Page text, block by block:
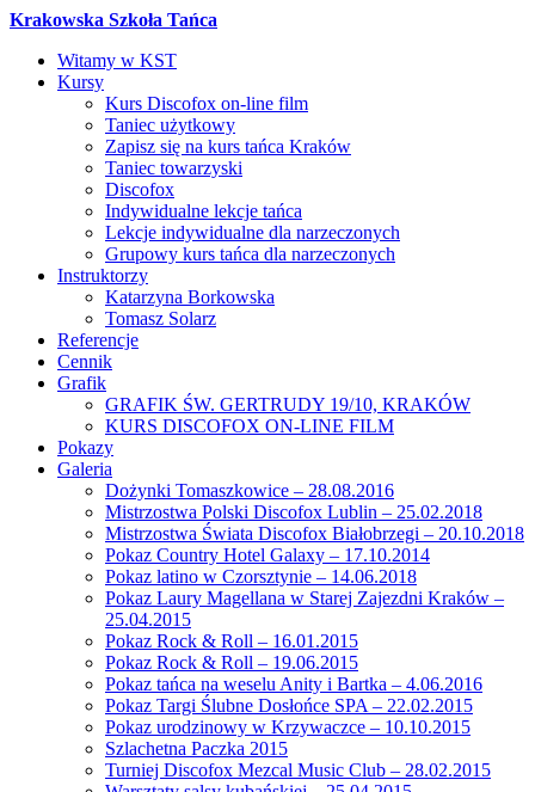
Krakowska Szkoła Tańca
Witamy w KST
Kursy
Kurs Discofox on-line film
Taniec użytkowy
Zapisz się na kurs tańca Kraków
Taniec towarzyski
Discofox
Indywidualne lekcje tańca
Lekcje indywidualne dla narzeczonych
Grupowy kurs tańca dla narzeczonych
Instruktorzy
Katarzyna Borkowska
Tomasz Solarz
Referencje
Cennik
Grafik
GRAFIK ŚW. GERTRUDY 19/10, KRAKÓW
KURS DISCOFOX ON-LINE FILM
Pokazy
Galeria
Dożynki Tomaszkowice – 28.08.2016
Mistrzostwa Polski Discofox Lublin – 25.02.2018
Mistrzostwa Świata Discofox Białobrzegi – 20.10.2018
Pokaz Country Hotel Galaxy – 17.10.2014
Pokaz latino w Czorsztynie – 14.06.2018
Pokaz Laury Magellana w Starej Zajezdni Kraków –
25.04.2015
Pokaz Rock & Roll – 16.01.2015
Pokaz Rock & Roll – 19.06.2015
Pokaz tańca na weselu Anity i Bartka – 4.06.2016
Pokaz Targi Ślubne Dosłońce SPA – 22.02.2015
Pokaz urodzinowy w Krzywaczce – 10.10.2015
Szlachetna Paczka 2015
Turniej Discofox Mezcal Music Club – 28.02.2015